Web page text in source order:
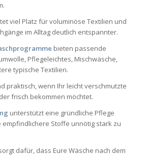
viel Platz für voluminöse Textilien und
im Alltag deutlich entspannter.
bieten passende
Pflegeleichtes, Mischwäsche,
typische Textilien.
praktisch, wenn Ihr leicht verschmutzte
frisch bekommen möchtet.
unterstützt eine gründliche Pflege
empfindlichere Stoffe unnötig stark zu
dafür, dass Eure Wäsche nach dem